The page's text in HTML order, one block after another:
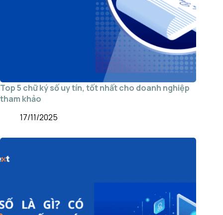
Top 5 chữ ký số uy tín, tốt nhất cho doanh nghiệp
tham khảo
17/11/2025